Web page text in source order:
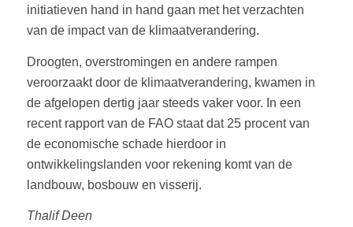
initiatieven hand in hand gaan met het verzachten
van de impact van de klimaatverandering.
Droogten, overstromingen en andere rampen
veroorzaakt door de klimaatverandering, kwamen in
de afgelopen dertig jaar steeds vaker voor. In een
recent rapport van de FAO staat dat 25 procent van
de economische schade hierdoor in
ontwikkelingslanden voor rekening komt van de
landbouw, bosbouw en visserij.
Thalif Deen